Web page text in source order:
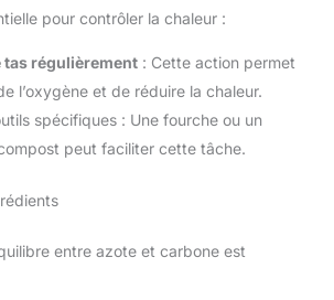
pour contrôler la chaleur :
tas régulièrement : Cette action permet
l’oxygène et de réduire la chaleur.
spécifiques : Une fourche ou un
peut faciliter cette tâche.
entre azote et carbone est